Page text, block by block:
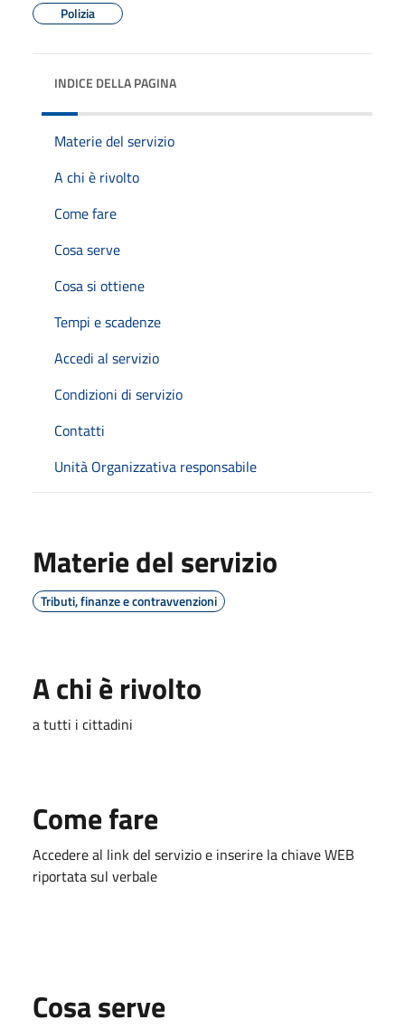
Polizia
INDICE DELLA PAGINA
Materie del servizio
A chi è rivolto
Come fare
Cosa serve
Cosa si ottiene
Tempi e scadenze
Accedi al servizio
Condizioni di servizio
Contatti
Unità Organizzativa responsabile
Materie del servizio
Tributi, finanze e contravvenzioni
A chi è rivolto
a tutti i cittadini
Come fare
Accedere al link del servizio e inserire la chiave WEB
riportata sul verbale
Cosa serve